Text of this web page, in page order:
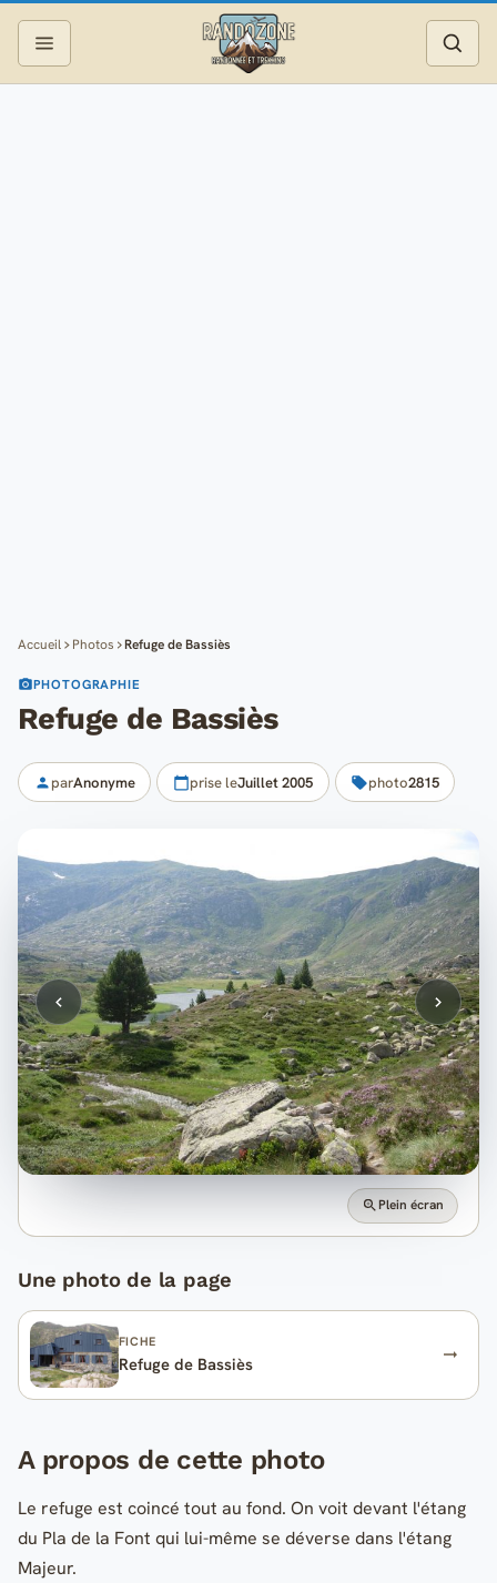
Accueil Photos Refuge de Bassiès
PHOTOGRAPHIE
Refuge de Bassiès
parAnonyme prise leJuillet 2005 photo2815
Plein écran
Une photo de la page
FICHE
Refuge de Bassiès
A propos de cette photo
Le refuge est coincé tout au fond. On voit devant l'étang
du Pla de la Font qui lui-même se déverse dans l'étang
Majeur.